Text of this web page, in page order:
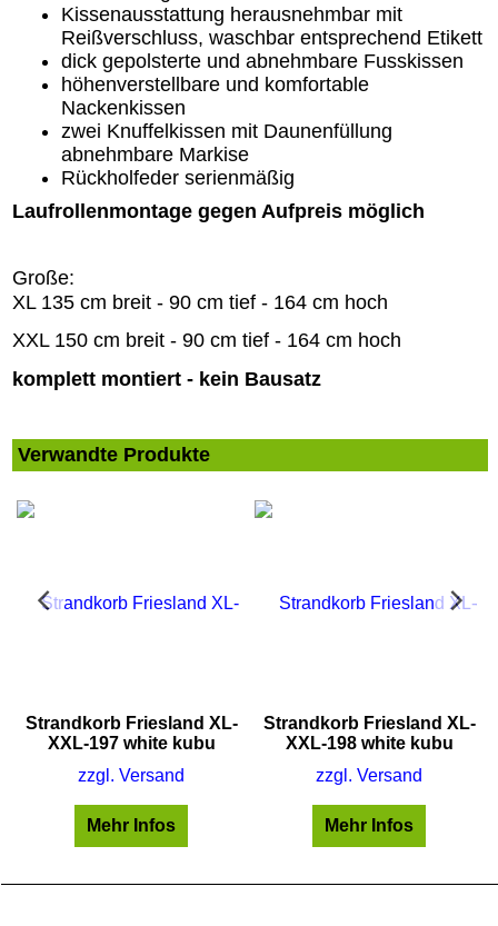
Kissenausstattung herausnehmbar mit
Reißverschluss, waschbar entsprechend Etikett
dick gepolsterte und abnehmbare Fusskissen
höhenverstellbare und komfortable
Nackenkissen
zwei Knuffelkissen mit Daunenfüllung
abnehmbare Markise
Rückholfeder serienmäßig
Laufrollenmontage gegen Aufpreis möglich
Große:
XL 135 cm breit - 90 cm tief - 164 cm hoch
XXL 150 cm breit - 90 cm tief - 164 cm hoch
komplett montiert - kein Bausatz
Verwandte Produkte
Strandkorb Friesland XL-
XXL-197 white kubu
zzgl. Versand
Mehr Infos
Strandkorb Friesland XL-
XXL-198 white kubu
zzgl. Versand
Mehr Infos